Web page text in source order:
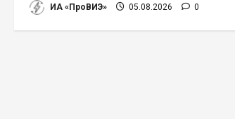
з
ИА «ПроВИЭ» 05.08.2026 0